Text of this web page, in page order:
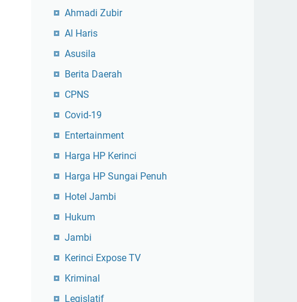
Ahmadi Zubir
Al Haris
Asusila
Berita Daerah
CPNS
Covid-19
Entertainment
Harga HP Kerinci
Harga HP Sungai Penuh
Hotel Jambi
Hukum
Jambi
Kerinci Expose TV
Kriminal
Legislatif